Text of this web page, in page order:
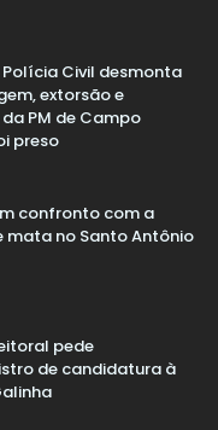
Civil desmonta
extorsão e
PM de Campo
preso
confronto com a
mata no Santo Antônio
pede
de candidatura à